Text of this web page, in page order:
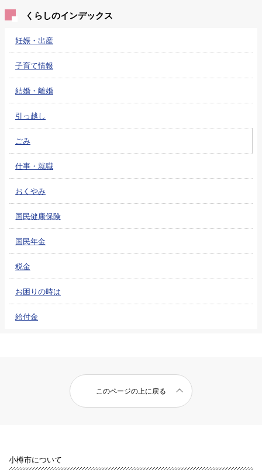
くらしのインデックス
妊娠・出産
子育て情報
結婚・離婚
引っ越し
ごみ
仕事・就職
おくやみ
国民健康保険
国民年金
税金
お困りの時は
給付金
このページの上に戻る
小樽市について